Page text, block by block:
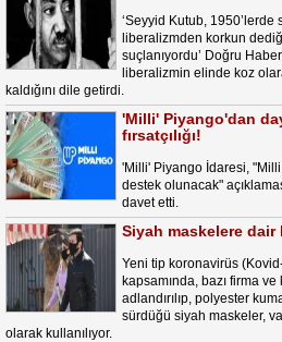
‘Seyyid Kutub, 1950’lerde
liberalizmden korkun
suçlanıyordu’ Doğru
liberalizmin elinde koz
kaldığını dile getirdi.
'Milli' Piyango'dan
fırsatçılığı!
'Milli' Piyango İdaresi,
destek olunacak"
davet etti.
Siyah maskelere dair
Yeni tip koronavirüs
kapsamında, bazı firma
adlandırılıp, polyester
sürdüğü siyah maskeler,
olarak kullanılıyor.